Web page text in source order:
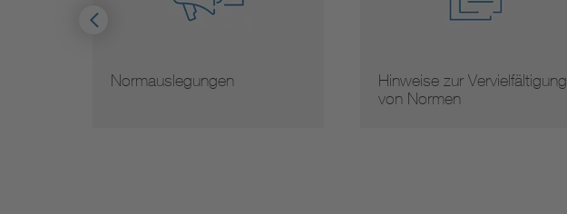
Normauslegungen
Hinweise zur Vervielfältigung
von Normen